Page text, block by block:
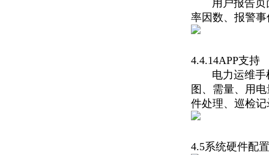
用户报告页面
率因数、报警
4.4.14APP支持
电力运维手机
图、需量、用
件处理、巡检
4.5系统硬件配